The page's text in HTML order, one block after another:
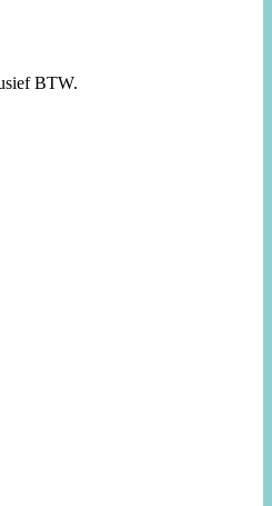
BTW.